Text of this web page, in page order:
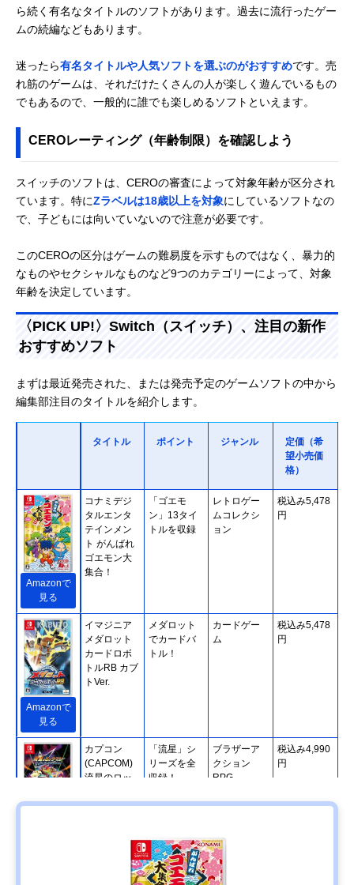
ら続く有名なタイトルのソフトがあります。過去に流行ったゲー
ムの続編などもあります。
迷ったら有名タイトルや人気ソフトを選ぶのがおすすめです。売
れ筋のゲームは、それだけたくさんの人が楽しく遊んでいるもの
でもあるので、一般的に誰でも楽しめるソフトといえます。
CEROレーティング（年齢制限）を確認しよう
スイッチのソフトは、CEROの審査によって対象年齢が区分され
ています。特にZラベルは18歳以上を対象にしているソフトなの
で、子どもには向いていないので注意が必要です。
このCEROの区分はゲームの難易度を示すものではなく、暴力的
なものやセクシャルなものなど9つのカテゴリーによって、対象
年齢を決定しています。
〈PICK UP!〉Switch（スイッチ）、注目の新作
おすすめソフト
まずは最近発売された、または発売予定のゲームソフトの中から
編集部注目のタイトルを紹介します。
タイトル ポイント ジャンル
定価（希
望小売価
格）
Amazonで
見る
コナミデジ
タルエンタ
テインメン
ト がんばれ
ゴエモン大
集合！
「ゴエモ
ン」13タイ
トルを収録
レトロゲー
ムコレクシ
ョン
税込み5,478
円
Amazonで
見る
イマジニア
メダロット
カードロボ
トルRB カブ
トVer.
メダロット
でカードバ
トル！
カードゲー
ム
税込み5,478
円
カプコン
(CAPCOM)
流星のロッ
フェクトコ
「流星」シ
リーズを全
収録！
ブラザーア
クション
RPG
税込み4,990
円
クラウディ
ハードボイ
サスペンス